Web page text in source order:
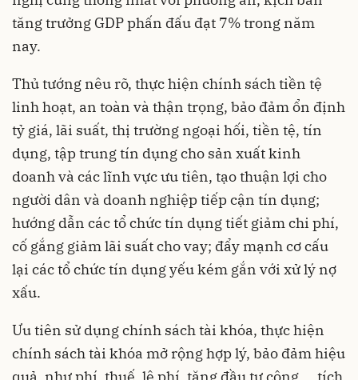
tăng trưởng GDP phấn đấu đạt 7% trong năm
nay.
Thủ tướng nêu rõ, thực hiện chính sách tiền tệ
linh hoạt, an toàn và thận trọng, bảo đảm ổn định
tỷ giá, lãi suất, thị trường ngoại hối, tiền tệ, tín
dụng, tập trung tín dụng cho sản xuất kinh
doanh và các lĩnh vực ưu tiên, tạo thuận lợi cho
người dân và doanh nghiệp tiếp cận tín dụng;
hướng dẫn các tổ chức tín dụng tiết giảm chi phí,
cố gắng giảm lãi suất cho vay; đẩy mạnh cơ cấu
lại các tổ chức tín dụng yếu kém gắn với xử lý nợ
xấu.
Ưu tiên sử dụng chính sách tài khóa, thực hiện
chính sách tài khóa mở rộng hợp lý, bảo đảm hiệu